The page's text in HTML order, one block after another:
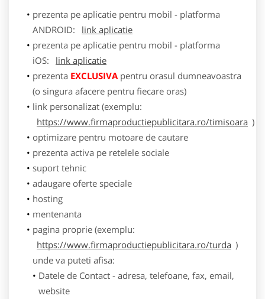
prezenta pe aplicatie pentru mobil - platforma
ANDROID:
link aplicatie
prezenta pe aplicatie pentru mobil - platforma
iOS:
link aplicatie
prezenta EXCLUSIVApentru orasul dumneavoastra
(o singura afacere pentru fiecare oras)
link personalizat (exemplu:
https://www.firmaproductiepublicitara.ro/timisoara )
optimizare pentru motoare de cautare
prezenta activa pe retelele sociale
suport tehnic
adaugare oferte speciale
hosting
mentenanta
pagina proprie (exemplu:
https://www.firmaproductiepublicitara.ro/turda )
unde va puteti afisa:
Datele de Contact - adresa, telefoane, fax, email,
website